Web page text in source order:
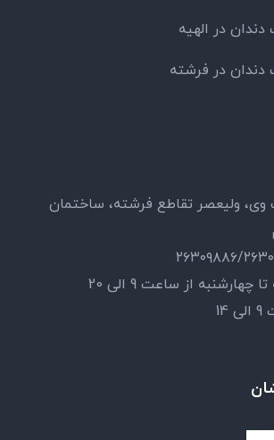
در الهیه
دندان در فرشته
وی، ولیعصر تقاطع فرشته، ساختمان
از ساعت 9 الی 20